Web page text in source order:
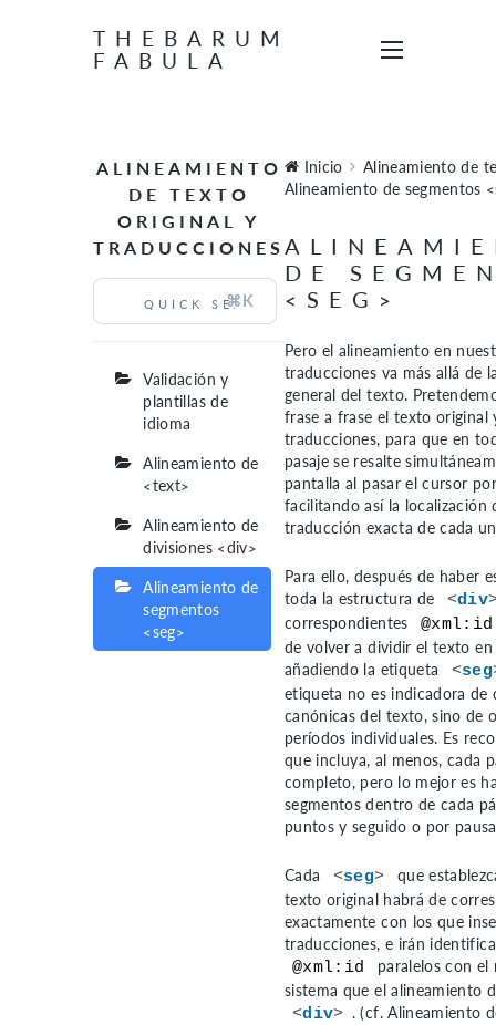
THEBARUM
FABULA
ALINEAMIENTO
DE TEXTO
ORIGINAL Y
TRADUCCIONES
⌘K
Validación y
plantillas de
idioma
Alineamiento de
<text>
Alineamiento de
divisiones <div>
Alineamiento de
segmentos
<seg>
Inicio
Alineamiento de
Alineamiento de segmentos
DE
<SEG>
Pero el alineamiento en
traducciones va más allá de
general del texto.
frase a frase el texto original
traducciones, para que en
pasaje se resalte
pantalla al pasar el cursor
facilitando así la localización
traducción exacta de cada
Para ello, después de haber
toda la estructura de
<div
correspondientes @xml:id
de volver a dividir el texto en
añadiendo la etiqueta
<seg
etiqueta no es indicadora de
canónicas del texto, sino de
períodos individuales. Es
que incluya, al menos, cada
completo, pero lo mejor es
segmentos dentro de cada
puntos y seguido o por
Cada <seg>
que
texto original habrá de
exactamente con los que
traducciones, e irán
@xml:id
paralelos con el
sistema que el alineamiento
<div> . (cf.Alineamiento